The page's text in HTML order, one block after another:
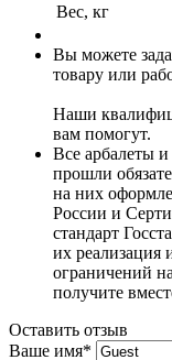
Вес, кг
Вы можете
товару или
Наши
вам помогут.
Все арбалеты
прошли
на них
России и
стандарт
их реализация
ограничений
получите
Оставить отзыв
Ваше имя*